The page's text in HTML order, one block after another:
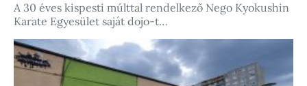
A 30 éves kispesti múlttal rendelkező Nego Kyokushin
Karate Egyesület saját dojo-t…